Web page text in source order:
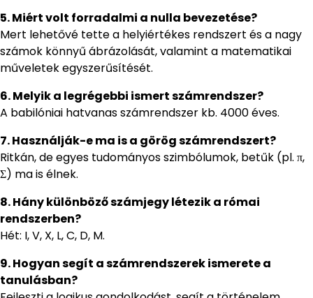
5. Miért volt forradalmi a nulla bevezetése?
Mert lehetővé tette a helyiértékes rendszert és a nagy
számok könnyű ábrázolását, valamint a matematikai
műveletek egyszerűsítését.
6. Melyik a legrégebbi ismert számrendszer?
A babilóniai hatvanas számrendszer kb. 4000 éves.
7. Használják-e ma is a görög számrendszert?
Ritkán, de egyes tudományos szimbólumok, betűk (pl. π,
Σ) ma is élnek.
8. Hány különböző számjegy létezik a római
rendszerben?
Hét: I, V, X, L, C, D, M.
9. Hogyan segít a számrendszerek ismerete a
tanulásban?